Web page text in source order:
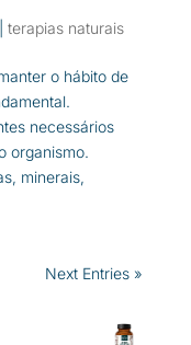
terapias naturais
o hábito de
necessários
organismo.
minerais,
Next Entries »